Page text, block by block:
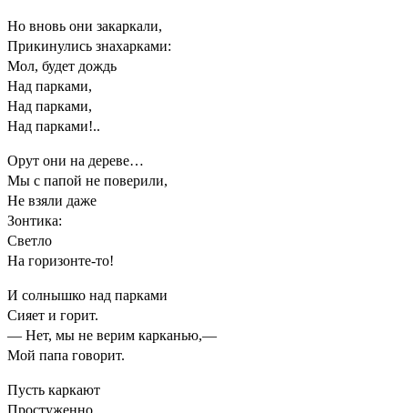
Но вновь они закаркали,
Прикинулись знахарками:
Мол, будет дождь
Над парками,
Над парками,
Над парками!..
Орут они на дереве…
Мы с папой не поверили,
Не взяли даже
Зонтика:
Светло
На горизонте-то!
И солнышко над парками
Сияет и горит.
— Нет, мы не верим карканью,—
Мой папа говорит.
Пусть каркают
Простуженно